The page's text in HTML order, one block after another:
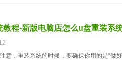
程-新版电脑店怎么u盘重装系
意，重装系统的时候，要确保你用的是“做